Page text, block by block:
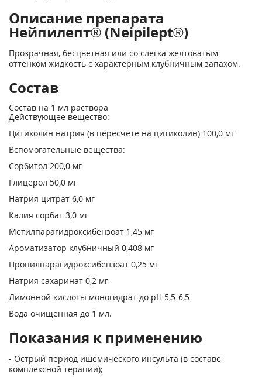
Описание препарата
Нейпилепт® (Neipilept®)
Прозрачная, бесцветная или со слегка желтоватым
оттенком жидкость с характерным клубничным запахом.
Состав
Состав на 1 мл раствора
Действующее вещество:
Цитиколин натрия (в пересчете на цитиколин) 100,0 мг
Вспомогательные вещества:
Сорбитол 200,0 мг
Глицерол 50,0 мг
Натрия цитрат 6,0 мг
Калия сорбат 3,0 мг
Метилпарагидроксибензоат 1,45 мг
Ароматизатор клубничный 0,408 мг
Пропилпарагидроксибензоат 0,25 мг
Натрия сахаринат 0,2 мг
Лимонной кислоты моногидрат до pH 5,5-6,5
Вода очищенная до 1 мл.
Показания к применению
- Острый период ишемического инсульта (в составе
комплексной терапии);